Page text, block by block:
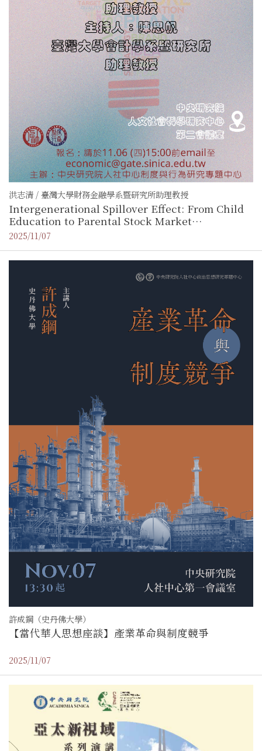
洪志清 / 臺灣大學財務金融學系暨研究所助理教授
Intergenerational Spillover Effect: From Child
Education to Parental Stock Market
Participation
2025/11/07
許成鋼（史丹佛大學）
【當代華人思想座談】產業革命與制度競爭
2025/11/07